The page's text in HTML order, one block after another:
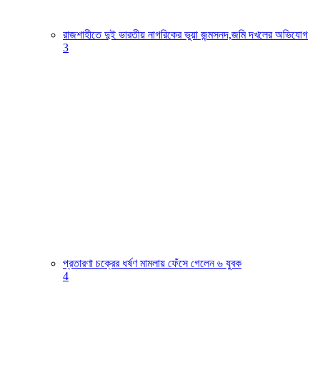
রাজশাহীতে দুই ভারতীয় নাগরিকের ভুয়া জন্মসনদ,জমি দখলের অভিযোগ
3
প্রতারণা চক্রের ধর্ষণ মামলায় ফেঁসে গেলেন ৬ যুবক
4